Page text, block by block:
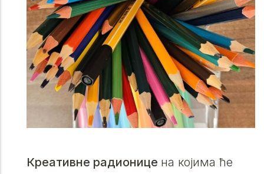
Креативне радионице на којима ће